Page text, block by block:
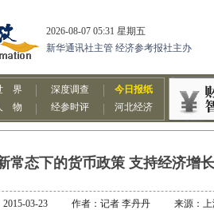
常态下的货币政策 支持经济增
2015-03-23 作者：记者 李丹丹 来源：上